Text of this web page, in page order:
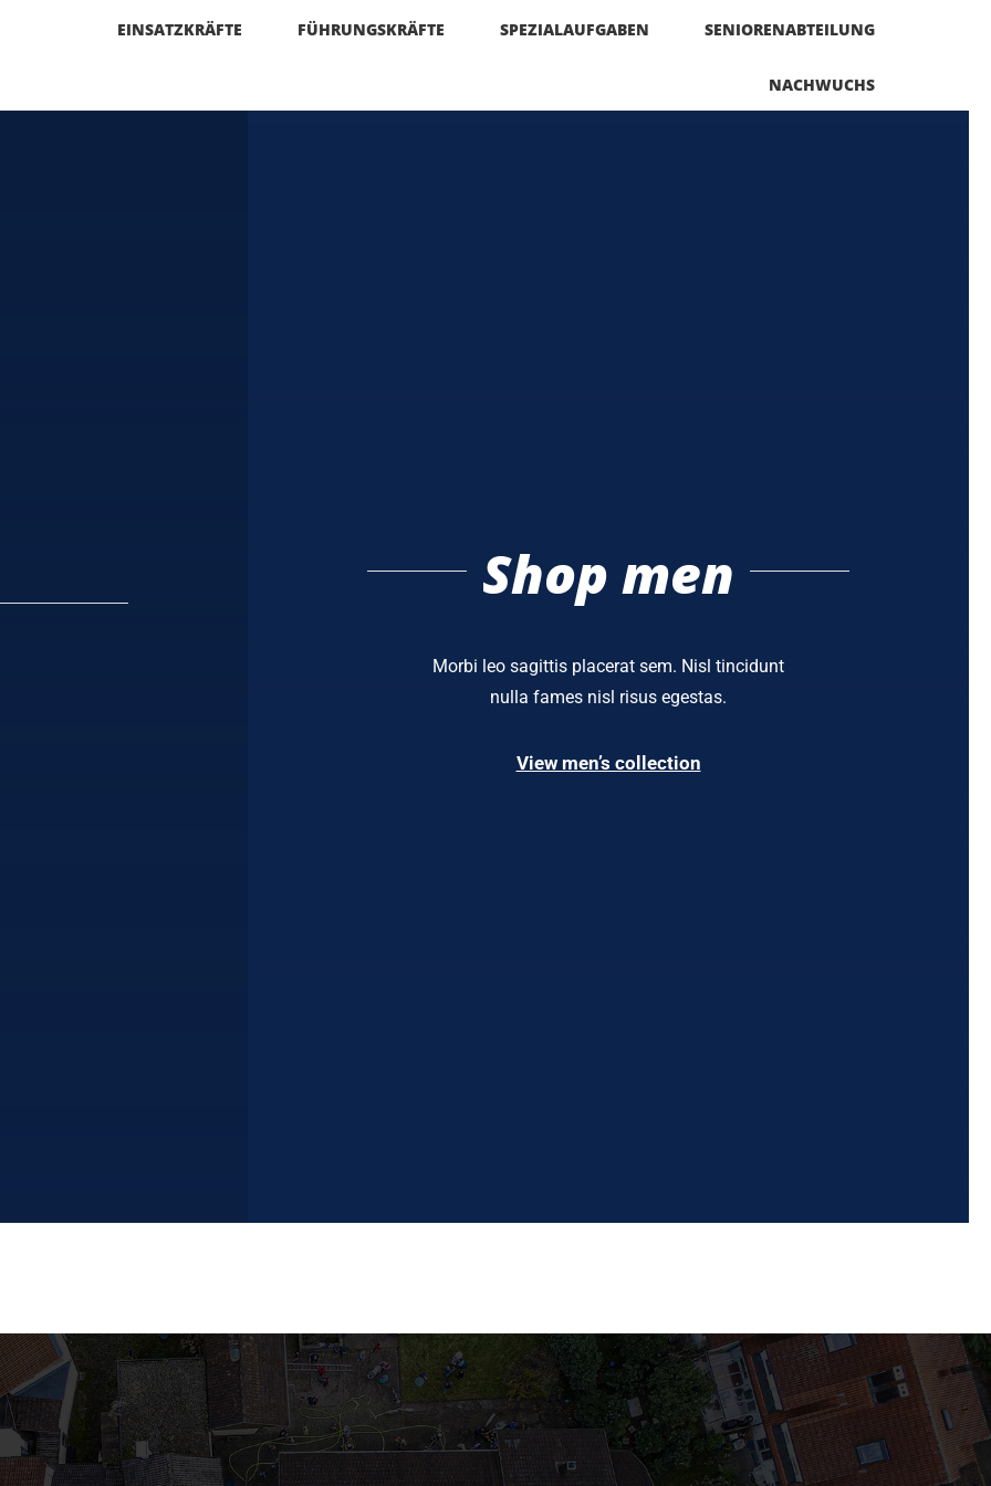
EINSATZKRÄFTE FÜHRUNGSKRÄFTE SPEZIALAUFGABEN SENIORENABTEILUNG
NACHWUCHS
Shop men
Morbi leo sagittis placerat sem. Nisl tincidunt
nulla fames nisl risus egestas.
View men’s collection